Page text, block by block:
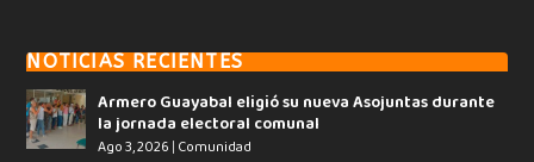
NOTICIAS RECIENTES
Armero Guayabal eligió su nueva Asojuntas durante
la jornada electoral comunal
Ago 3, 2026 | Comunidad